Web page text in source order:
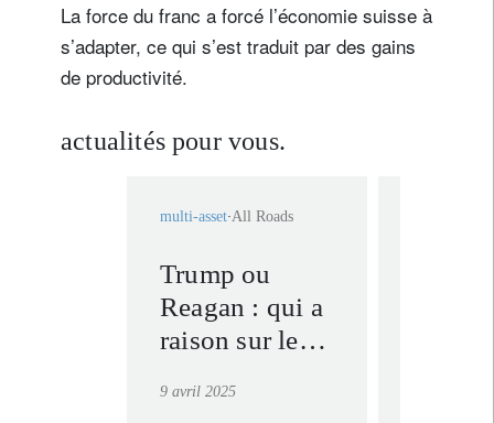
La force du franc a forcé l’économie suisse à
s’adapter, ce qui s’est traduit par des gains
de productivité.
actualités pour vous.
multi-asset All Roads
Trump ou
Reagan : qui a
raison sur les
douane ?
9 avril 2025